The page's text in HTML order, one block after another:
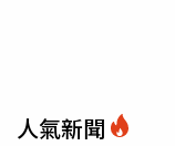
人氣新聞